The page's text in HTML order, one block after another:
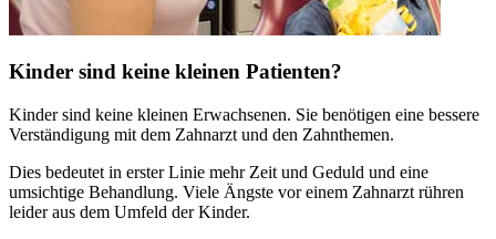
Kinder sind keine kleinen Patienten?
Kinder sind keine kleinen Erwachsenen. Sie benötigen eine bessere
Verständigung mit dem Zahnarzt und den Zahnthemen.
Dies bedeutet in erster Linie mehr Zeit und Geduld und eine
umsichtige Behandlung. Viele Ängste vor einem Zahnarzt rühren
leider aus dem Umfeld der Kinder.